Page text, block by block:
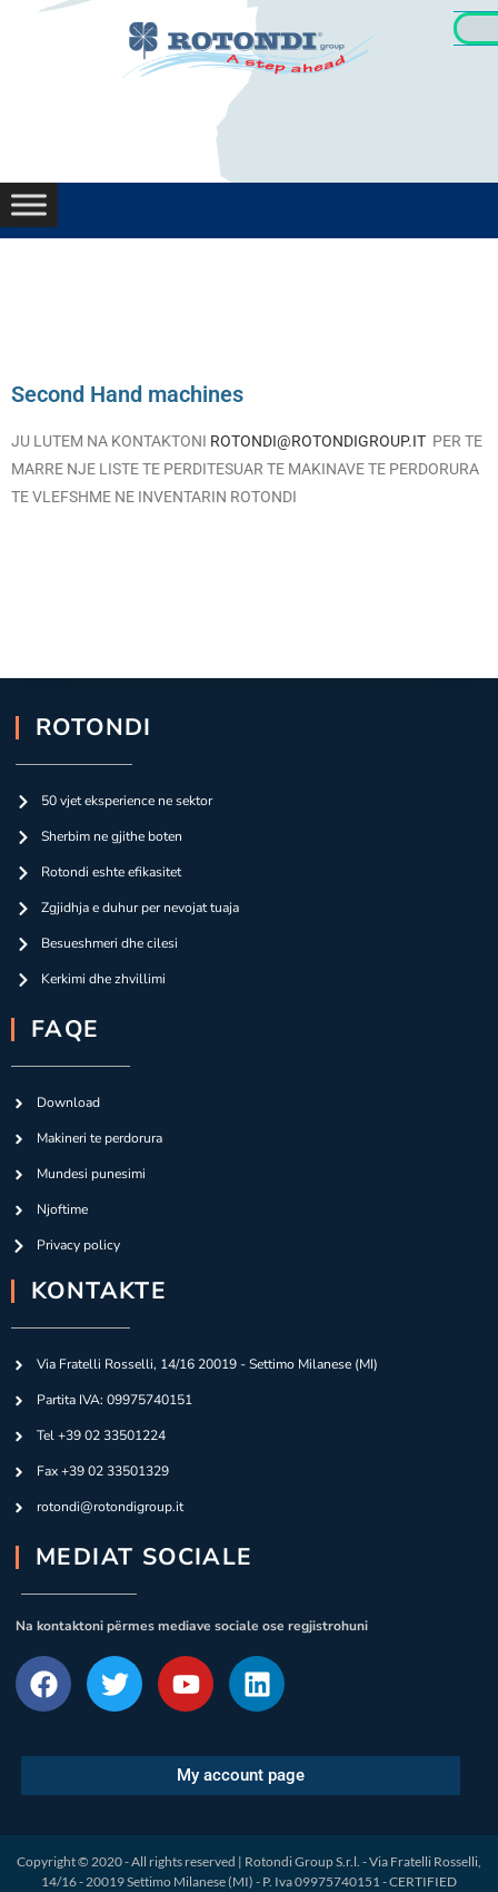
Second Hand machines
JU LUTEM NA KONTAKTONI ROTONDI@ROTONDIGROUP.IT PER TE
MARRE NJE LISTE TE PERDITESUAR TE MAKINAVE TE PERDORURA
TE VLEFSHME NE INVENTARIN ROTONDI
ROTONDI
50 vjet eksperience ne sektor
Sherbim ne gjithe boten
Rotondi eshte efikasitet
Zgjidhja e duhur per nevojat tuaja
Besueshmeri dhe cilesi
Kerkimi dhe zhvillimi
FAQE
Download
Makineri te perdorura
Mundesi punesimi
Njoftime
Privacy policy
KONTAKTE
Via Fratelli Rosselli, 14/16 20019 - Settimo Milanese (MI)
Partita IVA: 09975740151
Tel +39 02 33501224
Fax +39 02 33501329
rotondi@rotondigroup.it
MEDIAT SOCIALE
Na kontaktoni përmes mediave sociale ose regjistrohuni
My account page
Copyright © 2020 - All rights reserved | Rotondi Group S.r.l. - Via Fratelli Rosselli,
14/16 - 20019 Settimo Milanese (MI) - P. Iva 09975740151 - CERTIFIED